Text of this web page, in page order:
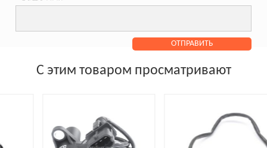
С этим товаром просматривают